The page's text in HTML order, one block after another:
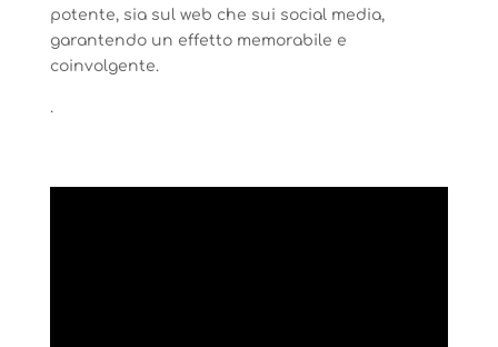
potente, sia sul web che sui social media,
garantendo un effetto memorabile e
coinvolgente.
.